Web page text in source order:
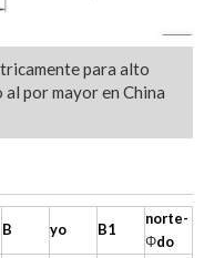
para alto
al por mayor en China
B yo B1
norte-
Φdo